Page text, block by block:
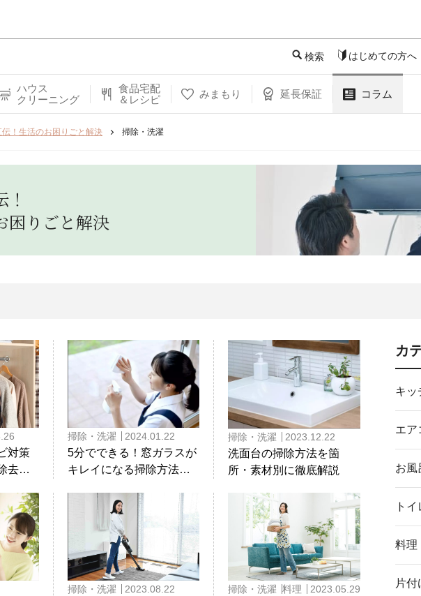
検索 はじめての方へ
ハウス
クリーニング
食品宅配
＆レシピ
みまもり 延長保証 コラム
伝！生活のお困りごと解決 掃除・洗濯
困りごと解決
対策
去方
掃除・洗濯 2024.01.22
5分でできる！窓ガラスが
キレイになる掃除方法を
掃除・洗濯 2023.12.22
洗面台の掃除方法を箇
所・素材別に徹底解説
掃除・洗濯 2023.08.22 掃除・洗濯 料理 2023.05.29
カ
キッ
エア
お風
トイ
料理
片付